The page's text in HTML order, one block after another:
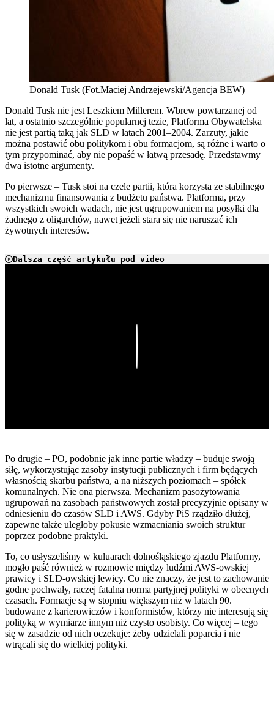
Donald Tusk (Fot.Maciej Andrzejewski/Agencja BEW)
Donald Tusk nie jest Leszkiem Millerem. Wbrew powtarzanej od
lat, a ostatnio szczególnie popularnej tezie, Platforma Obywatelska
nie jest partią taką jak SLD w latach 2001–2004. Zarzuty, jakie
można postawić obu politykom i obu formacjom, są różne i warto o
tym przypominać, aby nie popaść w łatwą przesadę. Przedstawmy
dwa istotne argumenty.
Po pierwsze – Tusk stoi na czele partii, która korzysta ze stabilnego
mechanizmu finansowania z budżetu państwa. Platforma, przy
wszystkich swoich wadach, nie jest ugrupowaniem na posyłki dla
żadnego z oligarchów, nawet jeżeli stara się nie naruszać ich
żywotnych interesów.
Dalsza część artykułu pod video
Po drugie – PO, podobnie jak inne partie władzy – buduje swoją
siłę, wykorzystując zasoby instytucji publicznych i firm będących
własnością skarbu państwa, a na niższych poziomach – spółek
komunalnych. Nie ona pierwsza. Mechanizm pasożytowania
ugrupowań na zasobach państwowych został precyzyjnie opisany w
odniesieniu do czasów SLD i AWS. Gdyby PiS rządziło dłużej,
zapewne także uległoby pokusie wzmacniania swoich struktur
poprzez podobne praktyki.
To, co usłyszeliśmy w kuluarach dolnośląskiego zjazdu Platformy,
mogło paść również w rozmowie między ludźmi AWS-owskiej
prawicy i SLD-owskiej lewicy. Co nie znaczy, że jest to zachowanie
godne pochwały, raczej fatalna norma partyjnej polityki w obecnych
czasach. Formacje są w stopniu większym niż w latach 90.
budowane z karierowiczów i konformistów, którzy nie interesują się
polityką w wymiarze innym niż czysto osobisty. Co więcej – tego
się w zasadzie od nich oczekuje: żeby udzielali poparcia i nie
wtrącali się do wielkiej polityki.